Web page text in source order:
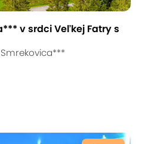
v srdci Veľkej Fatry s